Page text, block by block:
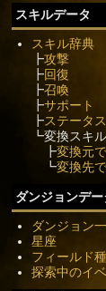
スキルデータ
スキル辞典
┣攻撃
┣回復
┣召喚
┣サポート
┣ステータ
┗変換スキル
┣変換元
┗変換先
ダンジョンデー
ダンジョン
星座
フィールド
探索中のイ